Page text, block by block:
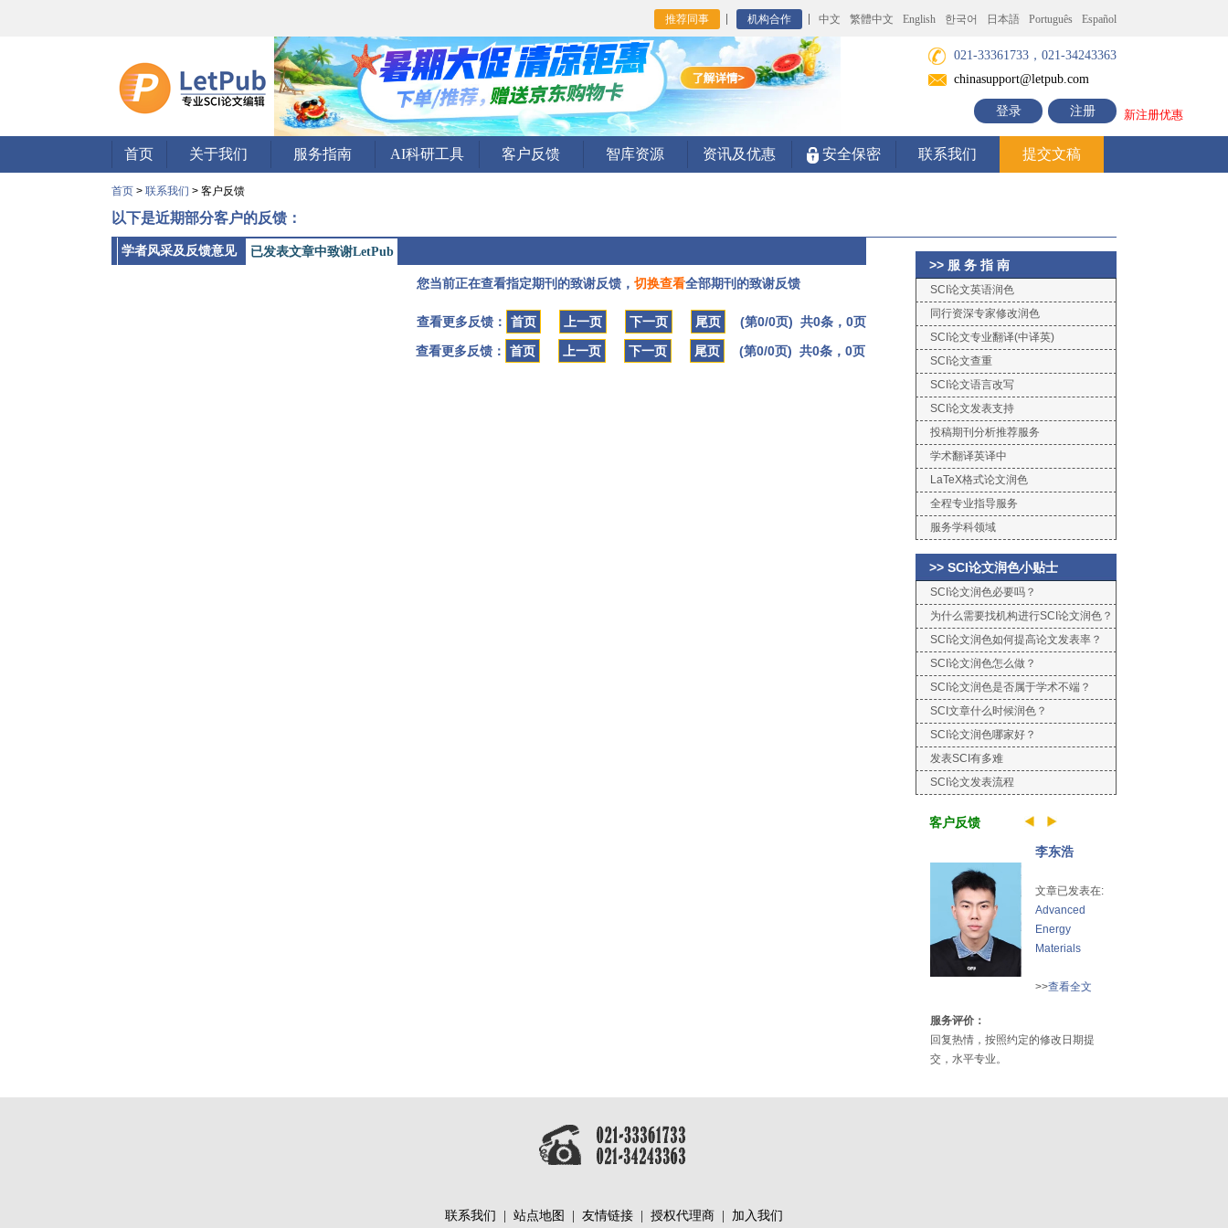
推荐同事 机构合作 中文 繁體中文 English 한국어 日本語 Português Español
021-33361733，021-34243363
chinasupport@letpub.com
登录 注册 新注册优惠
首页 关于我们 服务指南 AI科研工具 客户反馈 智库资源 资讯及优惠 安全保密 联系我们 提交文稿
首页 > 联系我们 > 客户反馈
以下是近期部分客户的反馈：
学者风采及反馈意见 已发表文章中致谢LetPub
您当前正在查看指定期刊的致谢反馈， 切换查看全部期刊的致谢反馈
查看更多反馈： 首页 上一页 下一页 尾页
(第0/0页) 共0条，0页
查看更多反馈：
首页 上一页 下一页 尾页 (第0/0页) 共0条，0页
>> 服 务 指 南
SCI论文英语润色
同行资深专家修改润色
SCI论文专业翻译(中译英)
SCI论文查重
SCI论文语言改写
SCI论文发表支持
投稿期刊分析推荐服务
学术翻译英译中
LaTeX格式论文润色
全程专业指导服务
服务学科领域
>> SCI论文润色小贴士
SCI论文润色必要吗？
为什么需要找机构进行SCI论文润色？
SCI论文润色如何提高论文发表率？
SCI论文润色怎么做？
SCI论文润色是否属于学术不端？
SCI文章什么时候润色？
SCI论文润色哪家好？
发表SCI有多难
SCI论文发表流程
客户反馈
李东浩
文章已发表在:
Advanced
Energy
Materials
>>查看全文
服务评价：
回复热情，按照约定的修改日期提
交，水平专业。
联系我们 站点地图 友情链接 授权代理商 加入我们